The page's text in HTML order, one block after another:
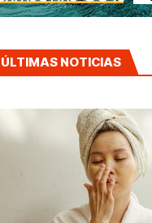
ÚLTIMAS NOTICIAS